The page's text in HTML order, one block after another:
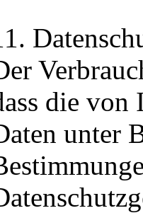
die von
unter